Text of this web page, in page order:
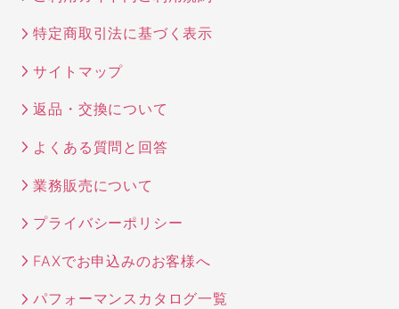
特定商取引法に基づく表示
サイトマップ
返品・交換について
よくある質問と回答
業務販売について
プライバシーポリシー
FAXでお申込みのお客様へ
パフォーマンスカタログ一覧